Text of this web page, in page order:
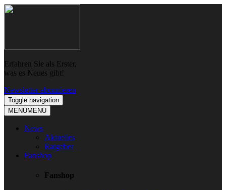
Skip
Skip
Erfahren Sie als Erster,
was es Neues gibt!
Newsletter abonnieren
Toggle navigation
MENUMENU
News
Aktuelles
Ratgeber
Fanshop
Fanshop